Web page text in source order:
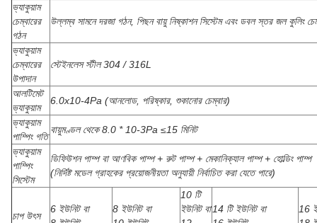
ভ্যাকুয়াম
চেম্বারের
গঠন
উল্লম্ব সামনে দরজা গঠন, পিছন বায়ু নিষ্কাশন সিস্টেম এবং ডবল স্তর জল কুলিং
ভ্যাকুয়াম
চেম্বারের
উপাদান
স্টেইনলেস স্টীল 304 / 316L
আলটিমেট
ভ্যাকুয়াম
6.0x10-4Pa (আনলোড, পরিষ্কার, শুকানোর চেম্বার)
ভ্যাকুয়াম
পাম্পিং গতি
বায়ুমণ্ডল থেকে 8.0 * 10-3Pa ≤15 মিনিট
ভ্যাকুয়াম
পাম্পিং
সিস্টেম
ডিফিউশন পাম্প বা আণবিক পাম্প + রুট পাম্প + মেকানিক্যাল পাম্প + হোল্ডিং পাম্প
(নির্দিষ্ট মডেল গ্রাহকের প্রয়োজনীয়তা অনুযায়ী নির্বাচিত করা যেতে পারে)
চাপ উৎস
6 ইউনিট বা
8 ইউনিট বা
10 টি
ইউনিট বা 14 টি ইউনিট বা
16